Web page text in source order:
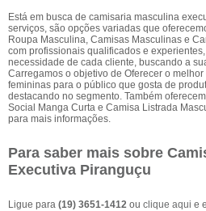
Está em busca de camisaria masculina
serviços, são opções variadas que
Roupa Masculina, Camisas Masculinas e
com profissionais qualificados e
necessidade de cada cliente, buscando a
Carregamos o objetivo de Oferecer o
femininas para o público que gosta de
destacando no segmento. Também
Social Manga Curta e Camisa Listrada
para mais informações.
Para saber mais sobre
Executiva Piranguçu
Ligue para (19) 3651-1412 ou clique aqui e